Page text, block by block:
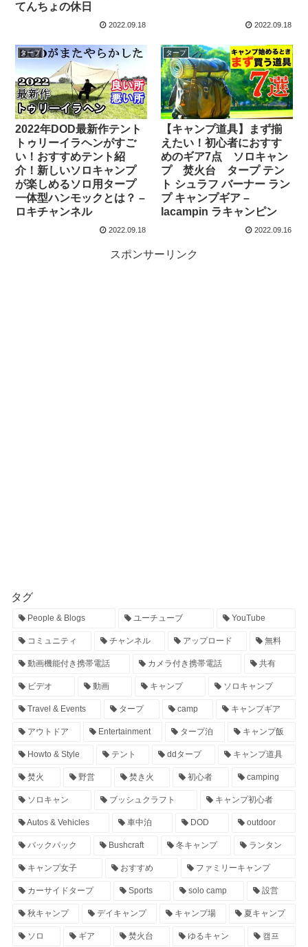
てんちょの休日
2022.09.18 2022.09.18
タープ
2022年DOD最新作テント
トゥリーイラヘンがすご
い！おすすめテント紹
介！新しいソロキャンプ
が楽しめるソロ用タープ
一体型ハンモックとは？ –
ロキチャンネル
2022.09.18
タープ
【キャンプ道具】まず揃
えたい！初心者におすす
めのギア7点 ソロキャン
プ 焚火台 タープ テン
ト シュラフ バーナー ラン
プ キャンプギア –
lacampin ラキャンピン
2022.09.16
スポンサーリンク
タグ
People & Blogs ユーチューブ YouTube
コミュニティ チャンネル アップロード 無料
動画機能付き携帯電話 カメラ付き携帯電話 共有
ビデオ 動画 キャンプ ソロキャンプ
Travel & Events タープ camp キャンプギア
アウトドア Entertainment タープ泊 キャンプ飯
Howto & Style テント ddタープ キャンプ道具
焚火 野営 焚き火 初心者 camping
ソロキャン ブッシュクラフト キャンプ初心者
Autos & Vehicles 車中泊 DOD outdoor
バックパック Bushcraft 冬キャンプ ランタン
キャンプ女子 おすすめ ファミリーキャンプ
カーサイドタープ Sports solo camp 設営
秋キャンプ デイキャンプ キャンプ場 夏キャンプ
ソロ ギア 焚火台 ゆるキャン 캠프